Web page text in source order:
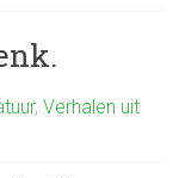
,Verhalen uit